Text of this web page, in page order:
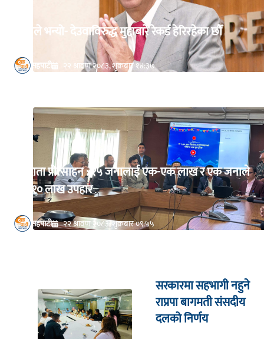
प्रहरीले भन्यो- देउवाविरुद्ध मुद्दाबारे रेकर्ड हेरिरहेका छौँ
सहपाटी २२ श्रावण २०८३, शुक्रबार १४:३७
करदाता प्रोत्साहन : १५ जनालाई एक-एक लाख र एक जनाले
पाए १० लाख उपहार
सहपाटी २२ श्रावण २०८३, शुक्रबार ०९:५५
सरकारमा सहभागी नहुने
राप्रपा बागमती संसदीय
दलको निर्णय